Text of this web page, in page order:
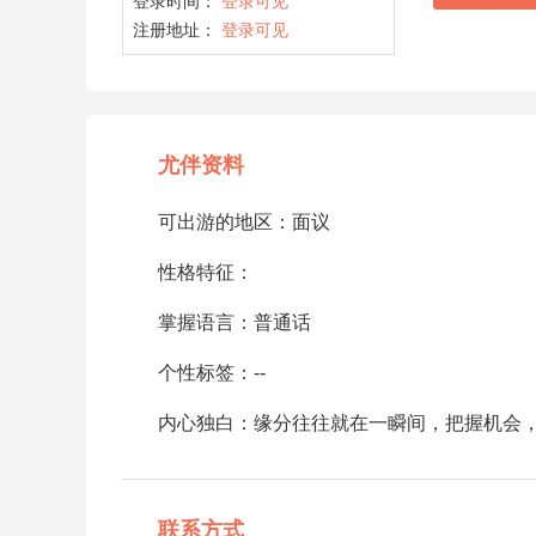
注册地址： 登录可见
尤伴资料
可出游的地区：面议
性格特征：
掌握语言：普通话
个性标签：--
内心独白：缘分往往就在一瞬间，把握机会
联系方式